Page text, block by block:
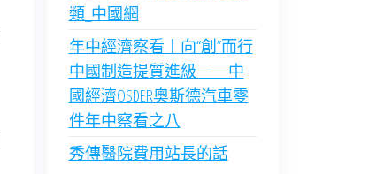
類_中國網
年中經濟察看丨向“創”而行
中國制造提質進級——中
國經濟OSDER奧斯德汽車零
件年中察看之八
秀傳醫院費用站長的話